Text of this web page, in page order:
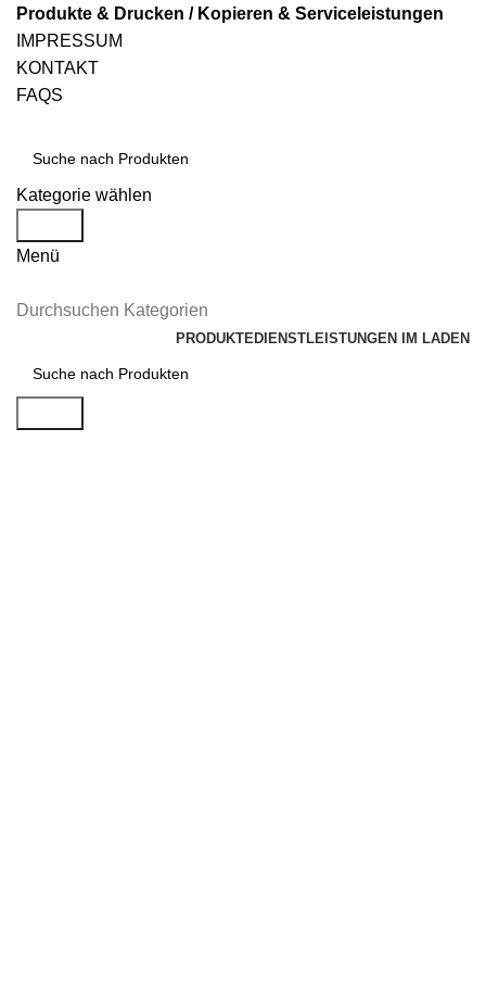
Produkte & Drucken / Kopieren & Serviceleistungen
IMPRESSUM
KONTAKT
FAQS
Kategorie wählen
Menü
Durchsuchen Kategorien
PRODUKTEDIENSTLEISTUNGEN IM LADEN